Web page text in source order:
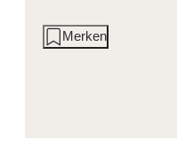
AktionenMerken